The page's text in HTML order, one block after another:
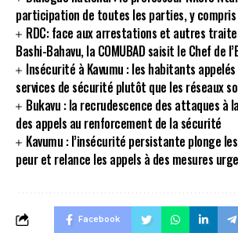
participation de toutes les parties, y compris
RDC: face aux arrestations et autres
Bashi-Bahavu, la COMUBAD saisit le Chef de
Insécurité à Kavumu : les habitants
services de sécurité plutôt que les réseaux
Bukavu : la recrudescence des attaques à
des appels au renforcement de la sécurité
Kavumu : l’insécurité persistante plonge
peur et relance les appels à des mesures
Facebook